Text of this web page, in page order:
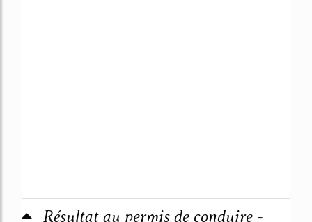
Résultat au permis de conduire -